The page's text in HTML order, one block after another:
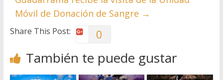
Móvil de Donación de Sangre →
Share This Post: 0
También te puede gustar